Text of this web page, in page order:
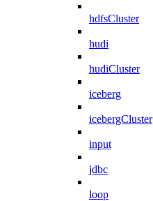
hdfsCluster
hudi
hudiCluster
iceberg
icebergCluster
input
jdbc
loop